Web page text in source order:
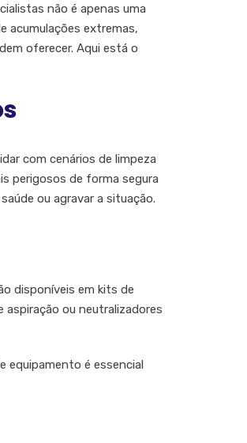
não é apenas uma
acumulações extremas,
oferecer. Aqui está o
com cenários de limpeza
perigosos de forma segura
ou agravar a situação.
disponíveis em kits de
ou neutralizadores
equipamento é essencial